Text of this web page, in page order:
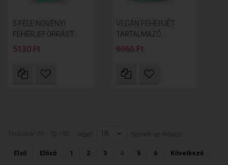
5 FÉLE NÖVÉNYI
FEHÉRJEFORRÁST...
5130 Ft
VEGÁN FEHÉRJÉT
TARTALMAZÓ...
6966 Ft
Találatok: 55 - 72 / 93 nézet: 18 termék az oldalon
Első Előző 1 2 3 4 5 6 Következő